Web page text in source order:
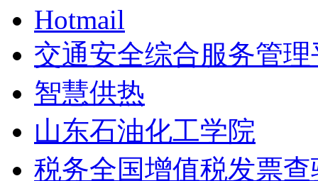
Hotmail
交通安全综合服务管理
智慧供热
山东石油化工学院
税务全国增值税发票